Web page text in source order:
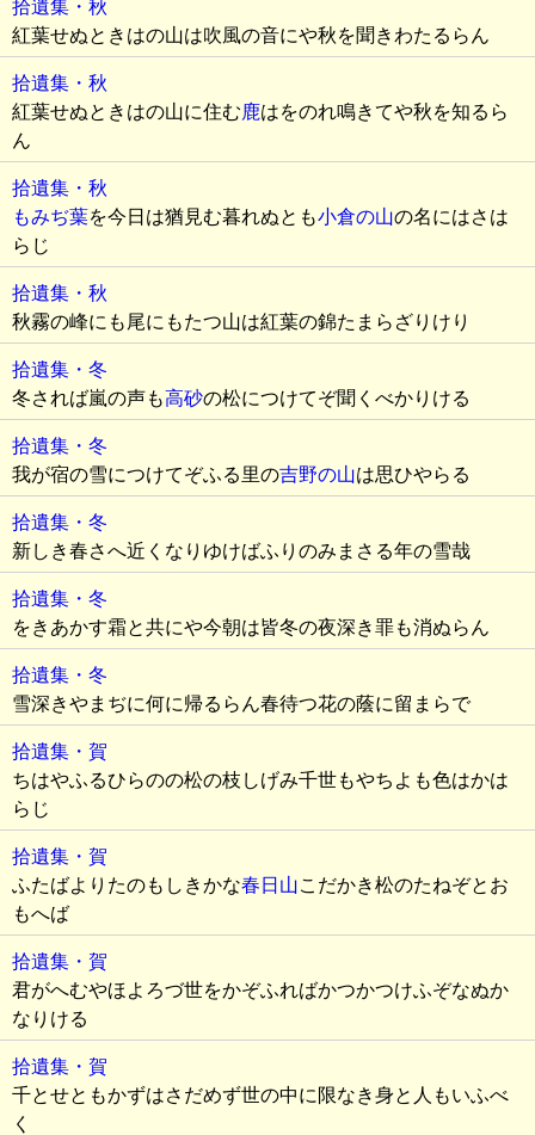
拾遺集・秋
紅葉せぬときはの山は吹風の音にや秋を聞きわたるらん
拾遺集・秋
紅葉せぬときはの山に住む鹿はをのれ鳴きてや秋を知るら
ん
拾遺集・秋
もみぢ葉を今日は猶見む暮れぬとも小倉の山の名にはさは
らじ
拾遺集・秋
秋霧の峰にも尾にもたつ山は紅葉の錦たまらざりけり
拾遺集・冬
冬されば嵐の声も高砂の松につけてぞ聞くべかりける
拾遺集・冬
我が宿の雪につけてぞふる里の吉野の山は思ひやらるゝ
拾遺集・冬
新しき春さへ近くなりゆけばふりのみまさる年の雪哉
拾遺集・冬
をきあかす霜と共にや今朝は皆冬の夜深き罪も消ぬらん
拾遺集・冬
雪深きやまぢに何に帰るらん春待つ花の蔭に留まらで
拾遺集・賀
ちはやふるひらのの松の枝しげみ千世もやちよも色はかは
らじ
拾遺集・賀
ふたばよりたのもしきかな春日山こだかき松のたねぞとお
もへば
拾遺集・賀
君がへむやほよろづ世をかぞふればかつかつけふぞなぬか
なりける
拾遺集・賀
千とせともかずはさだめず世の中に限なき身と人もいふべ
く